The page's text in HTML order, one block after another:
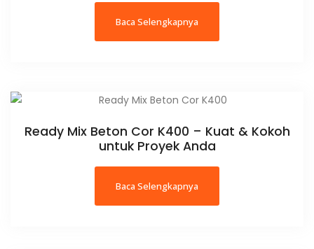
Baca Selengkapnya
Ready Mix Beton Cor K400 – Kuat & Kokoh
untuk Proyek Anda
Baca Selengkapnya